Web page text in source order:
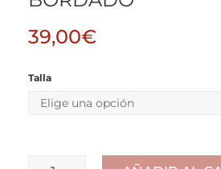
39,00€
Talla